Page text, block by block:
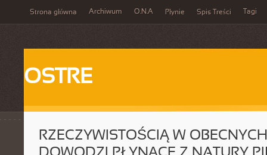
Strona główna Archiwum O.N.A Płynie Spis Treści Tagi
OSTRE
RZECZYWISTOŚCIĄ W